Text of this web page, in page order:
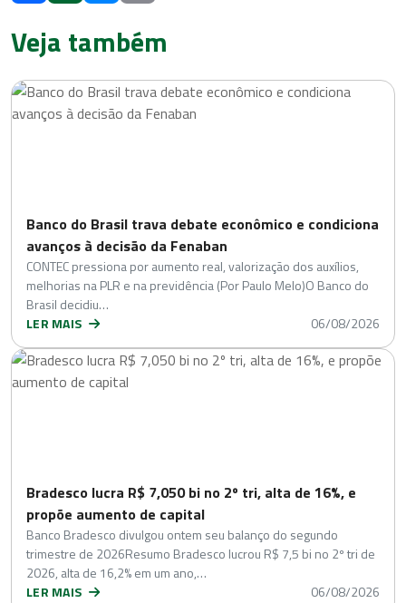
Veja também
Banco do Brasil trava debate econômico e condiciona
avanços à decisão da Fenaban
CONTEC pressiona por aumento real, valorização dos auxílios,
melhorias na PLR e na previdência (Por Paulo Melo)O Banco do
Brasil decidiu…
LER MAIS
06/08/2026
Bradesco lucra R$ 7,050 bi no 2º tri, alta de 16%, e
propõe aumento de capital
Banco Bradesco divulgou ontem seu balanço do segundo
trimestre de 2026Resumo Bradesco lucrou R$ 7,5 bi no 2º tri de
2026, alta de 16,2% em um ano,…
LER MAIS
06/08/2026